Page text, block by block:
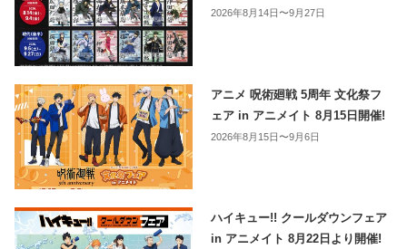
2026年8月14日〜9月27日
アニメ 呪術廻戦 5周年 文化祭フ
ェア in アニメイト 8月15日開催!
2026年8月15日〜9月6日
ハイキュー!! クールダウンフェア
in アニメイト 8月22日より開催!